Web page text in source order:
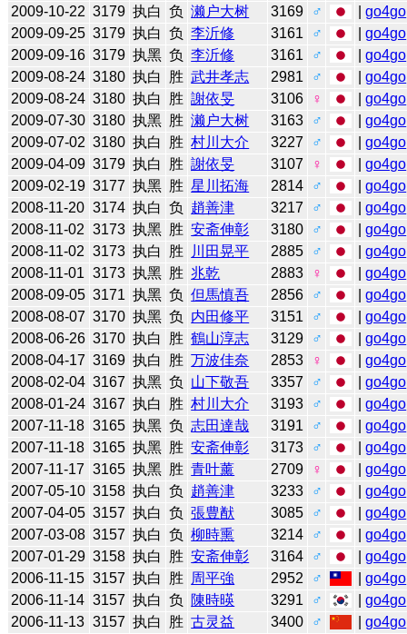
2009-10-22 3179 执白 负 濑户大树 3169 ♂ |go4go
2009-09-25 3179 执白 负 李沂修 3161 ♂ |go4go
2009-09-16 3179 执黑 负 李沂修 3161 ♂ |go4go
2009-08-24 3180 执白 胜 武井孝志 2981 ♂ |go4go
2009-08-24 3180 执白 胜 謝依旻 3106 ♀ |go4go
2009-07-30 3180 执黑 胜 濑户大树 3163 ♂ |go4go
2009-07-02 3180 执白 胜 村川大介 3227 ♂ |go4go
2009-04-09 3179 执白 胜 謝依旻 3107 ♀ |go4go
2009-02-19 3177 执黑 胜 星川拓海 2814 ♂ |go4go
2008-11-20 3174 执白 负 趙善津 3217 ♂ |go4go
2008-11-02 3173 执黑 胜 安斋伸彰 3180 ♂ |go4go
2008-11-02 3173 执白 胜 川田晃平 2885 ♂ |go4go
2008-11-01 3173 执黑 胜 兆乾 2883 ♀ |go4go
2008-09-05 3171 执黑 负 但馬慎吾 2856 ♂ |go4go
2008-08-07 3170 执黑 负 内田修平 3151 ♂ |go4go
2008-06-26 3170 执白 胜 鶴山淳志 3129 ♂ |go4go
2008-04-17 3169 执白 胜 万波佳奈 2853 ♀ |go4go
2008-02-04 3167 执黑 负 山下敬吾 3357 ♂ |go4go
2008-01-24 3167 执白 胜 村川大介 3193 ♂ |go4go
2007-11-18 3165 执黑 负 志田達哉 3191 ♂ |go4go
2007-11-18 3165 执黑 胜 安斋伸彰 3173 ♂ |go4go
2007-11-17 3165 执黑 胜 青叶薰 2709 ♀ |go4go
2007-05-10 3158 执白 负 趙善津 3233 ♂ |go4go
2007-04-05 3157 执白 负 張豊猷 3085 ♂ |go4go
2007-03-08 3157 执白 负 柳時熏 3214 ♂ |go4go
2007-01-29 3158 执白 胜 安斋伸彰 3164 ♂ |go4go
2006-11-15 3157 执白 胜 周平強 2952 ♂ |go4go
2006-11-14 3157 执白 负 陳時暎 3291 ♂ |go4go
2006-11-13 3157 执白 胜 古灵益 3400 ♂ |go4go